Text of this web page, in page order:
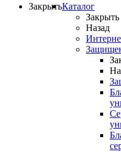
ЗакрытьКаталог
Закрыть
Назад